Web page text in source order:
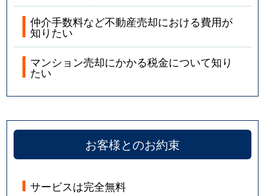
仲介手数料など不動産売却における費用が
知りたい
マンション売却にかかる税金について知り
たい
お客様とのお約束
サービスは完全無料